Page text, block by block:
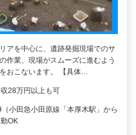
アを中心に、遺跡発掘現場でのサ
作業、現場がスムーズに進むよう
おこないます。 【具体…
28万円以上も可
小田急小田原線「本厚木駅」から
OK